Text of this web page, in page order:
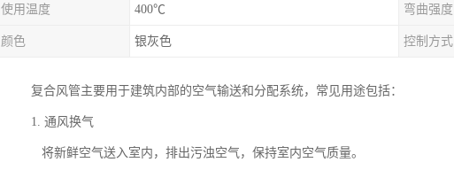
使用温度 400℃ 弯曲强度
颜色 银灰色 控制方式
复合风管主要用于建筑内部的空气输送和分配系统，常见用途包括：
1. 通风换气
将新鲜空气送入室内，排出污浊空气，保持室内空气质量。